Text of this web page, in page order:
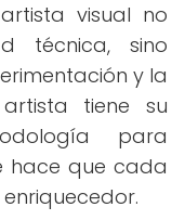
visual no
técnica, sino
y la
tiene su
para
hace que cada